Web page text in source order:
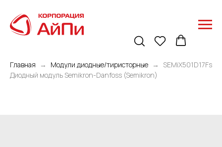
Главная Модули диодные/тиристорные
SEMiX501D17Fs
Диодный модуль Semikron-Danfoss (Semikron)